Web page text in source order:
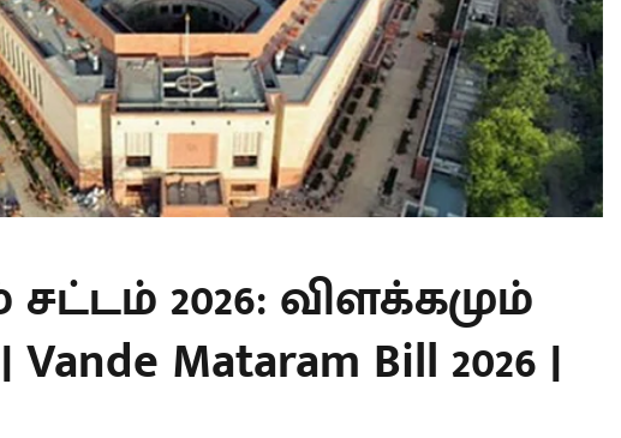
2026: விளக்கமும்
Mataram Bill 2026 |